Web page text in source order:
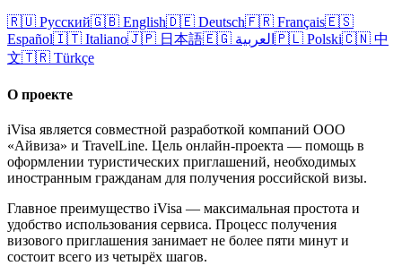
🇷🇺 Русский🇬🇧 English🇩🇪 Deutsch🇫🇷 Français🇪🇸
Español🇮🇹 Italiano🇯🇵 日本語🇪🇬 العربية 🇵🇱 Polski🇨🇳 中
文🇹🇷 Türkçe
О проекте
iVisa является совместной разработкой компаний ООО
«Айвиза» и TravelLine. Цель онлайн-проекта — помощь в
оформлении туристических приглашений, необходимых
иностранным гражданам для получения российской визы.
Главное преимущество iVisa — максимальная простота и
удобство использования сервиса. Процесс получения
визового приглашения занимает не более пяти минут и
состоит всего из четырёх шагов.